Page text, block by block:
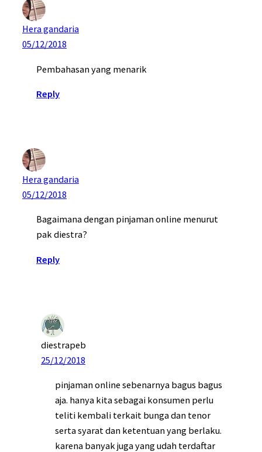
Hera gandaria
05/12/2018
Pembahasan yang menarik
Reply
Hera gandaria
05/12/2018
Bagaimana dengan pinjaman online menurut
pak diestra?
Reply
diestrapeb
25/12/2018
pinjaman online sebenarnya bagus bagus
aja. hanya kita sebagai konsumen perlu
teliti kembali terkait bunga dan tenor
serta syarat dan ketentuan yang berlaku.
karena banyak juga yang udah terdaftar